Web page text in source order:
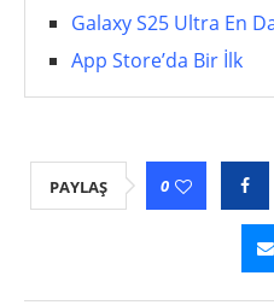
Galaxy S25 Ultra En
App Store’da Bir İlk
PAYLAŞ 0